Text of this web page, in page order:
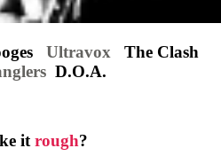
Ultravox The Clash
D.O.A.
it rough?